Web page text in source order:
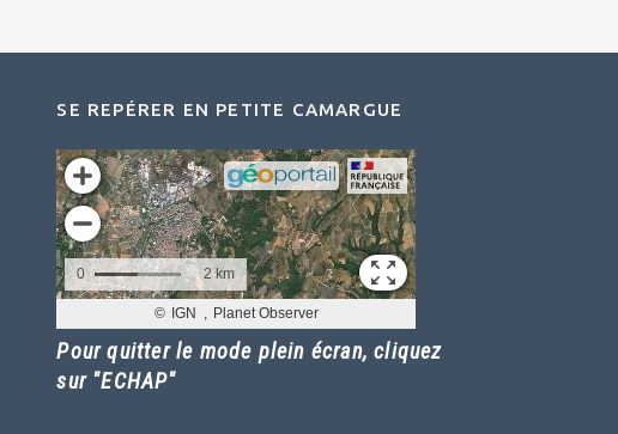
SE REPÉRER EN PETITE CAMARGUE
Pour quitter le mode plein écran, cliquez
sur "ECHAP"